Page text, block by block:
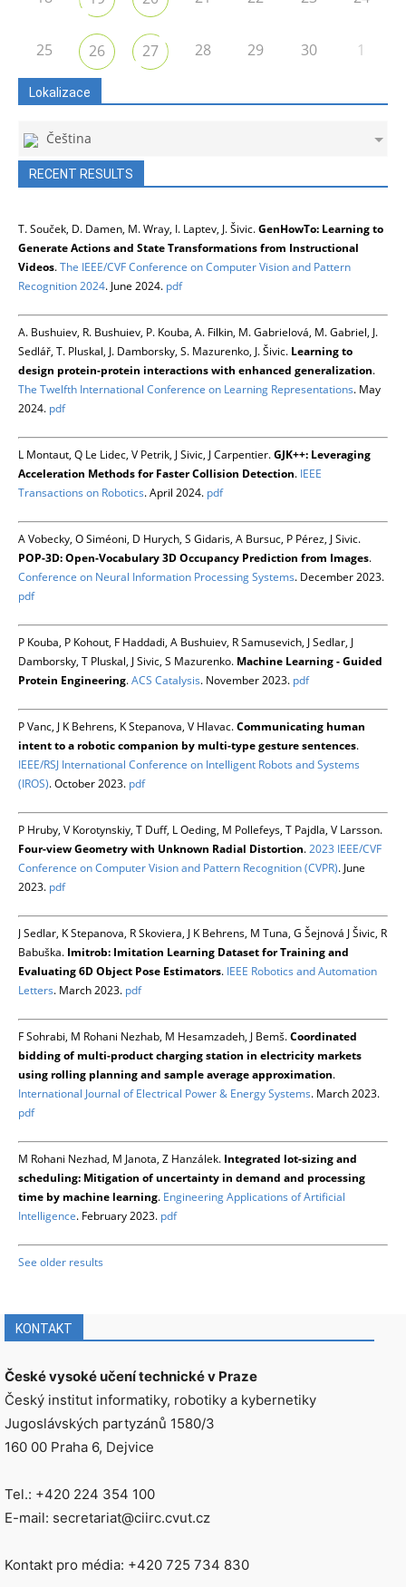
25 26 27 28 29 30 1
Lokalizace
Čeština
RECENT RESULTS
T. Souček, D. Damen, M. Wray, I. Laptev, J. Šivic.GenHowTo: Learning to
Generate Actions and State Transformations from Instructional
Videos.The IEEE/CVF Conference on Computer Vision and Pattern
Recognition 2024. June 2024. pdf
A. Bushuiev, R. Bushuiev, P. Kouba, A. Filkin, M. Gabrielová, M. Gabriel, J.
Sedlář, T. Pluskal, J. Damborsky, S. Mazurenko, J. Šivic. Learning to
design protein-protein interactions with enhanced generalization.
The Twelfth International Conference on Learning Representations. May
2024. pdf
L Montaut, Q Le Lidec, V Petrik, J Sivic, J Carpentier.GJK++: Leveraging
Acceleration Methods for Faster Collision Detection. IEEE
Transactions on Robotics. April 2024. pdf
A Vobecky, O Siméoni, D Hurych, S Gidaris, A Bursuc, P Pérez, J Sivic.
POP-3D: Open-Vocabulary 3D Occupancy Prediction from Images.
Conference on Neural Information Processing Systems. December 2023.
pdf
P Kouba, P Kohout, F Haddadi, A Bushuiev, R Samusevich, J Sedlar, J
Damborsky, T Pluskal, J Sivic, S Mazurenko. Machine Learning - Guided
Protein Engineering.ACS Catalysis. November 2023. pdf
P Vanc, J K Behrens, K Stepanova, V Hlavac.Communicating human
intent to a robotic companion by multi-type gesture sentences.
IEEE/RSJ International Conference on Intelligent Robots and Systems
(IROS). October 2023. pdf
P Hruby, V Korotynskiy, T Duff, L Oeding, M Pollefeys, T Pajdla, V Larsson.
Four-view Geometry with Unknown Radial Distortion.2023 IEEE/CVF
Conference on Computer Vision and Pattern Recognition (CVPR). June
2023. pdf
J Sedlar, K Stepanova, R Skoviera, J K Behrens, M Tuna, G Šejnová J Šivic, R
Babuška. Imitrob: Imitation Learning Dataset for Training and
Evaluating 6D Object Pose Estimators. IEEE Robotics and Automation
Letters. March 2023. pdf
F Sohrabi, M Rohani Nezhab, M Hesamzadeh, J Bemš.Coordinated
bidding of multi-product charging station in electricity markets
using rolling planning and sample average approximation.
International Journal of Electrical Power & Energy Systems. March 2023.
pdf
M Rohani Nezhad, M Janota, Z Hanzálek. Integrated lot-sizing and
scheduling: Mitigation of uncertainty in demand and processing
time by machine learning. Engineering Applications of Artificial
Intelligence. February 2023. pdf
See older results
KONTAKT
České vysoké učení technické v Praze
Český institut informatiky, robotiky a kybernetiky
Jugoslávských partyzánů 1580/3
160 00 Praha 6, Dejvice
Tel.: +420 224 354 100
E-mail: secretariat@ciirc.cvut.cz
Kontakt pro média: +420 725 734 830